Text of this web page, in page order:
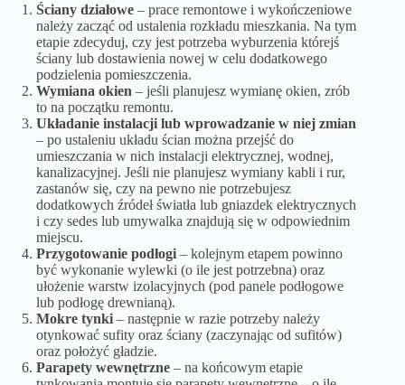
Ściany działowe – prace remontowe i wykończeniowe
należy zacząć od ustalenia rozkładu mieszkania. Na tym
etapie zdecyduj, czy jest potrzeba wyburzenia którejś
ściany lub dostawienia nowej w celu dodatkowego
podzielenia pomieszczenia.
Wymiana okien – jeśli planujesz wymianę okien, zrób
to na początku remontu.
Układanie instalacji lub wprowadzanie w niej zmian
– po ustaleniu układu ścian można przejść do
umieszczania w nich instalacji elektrycznej, wodnej,
kanalizacyjnej. Jeśli nie planujesz wymiany kabli i rur,
zastanów się, czy na pewno nie potrzebujesz
dodatkowych źródeł światła lub gniazdek elektrycznych
i czy sedes lub umywalka znajdują się w odpowiednim
miejscu.
Przygotowanie podłogi – kolejnym etapem powinno
być wykonanie wylewki (o ile jest potrzebna) oraz
ułożenie warstw izolacyjnych (pod panele podłogowe
lub podłogę drewnianą).
Mokre tynki – następnie w razie potrzeby należy
otynkować sufity oraz ściany (zaczynając od sufitów)
oraz położyć gładzie.
Parapety wewnętrzne – na końcowym etapie